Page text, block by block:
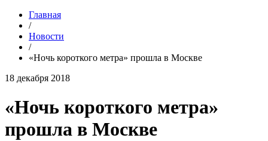
Главная
/
Новости
/
«Ночь короткого метра» прошла в Москве
18 декабря 2018
«Ночь короткого метра»
прошла в Москве